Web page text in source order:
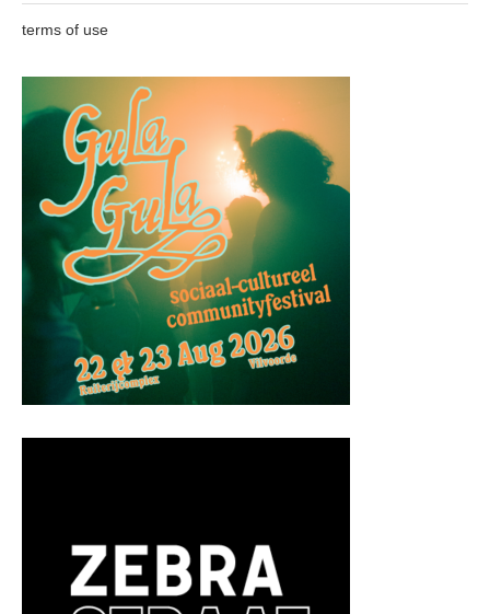
terms of use